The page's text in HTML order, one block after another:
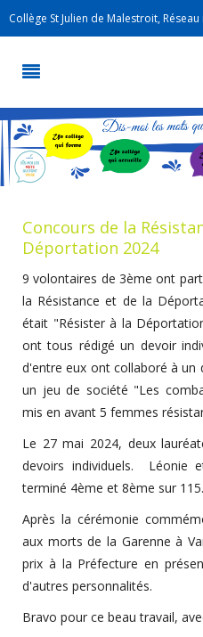
Collège St Julien de Malestroit,
Concours de la
Déportation 2024
9 volontaires de 3ème ont
la Résistance et de la
était "Résister à la
ont tous rédigé un devoir
d'entre eux ont collaboré à un
un jeu de société "Les
mis en avant 5 femmes
Le 27 mai 2024, deux
devoirs individuels. Léonie
terminé 4ème et 8ème sur 115.
Après la cérémonie
aux morts de la Garenne à
prix à la Préfecture en
d'autres personnalités.
Bravo pour ce beau travail,